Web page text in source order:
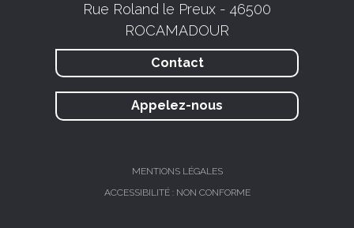
Rue Roland le Preux - 46500
ROCAMADOUR
Contact
Appelez-nous
MENTIONS LÉGALES
ACCESSIBILITÉ : NON CONFORME